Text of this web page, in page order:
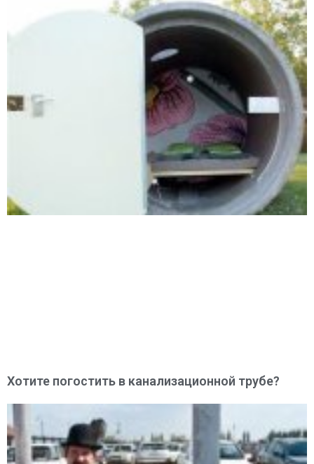
Хотите погостить в канализационной трубе?